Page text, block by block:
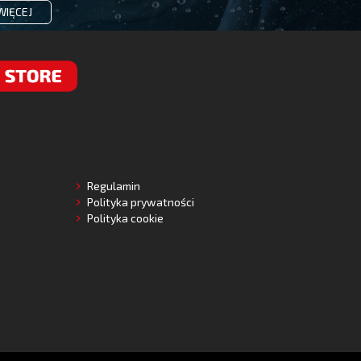
Regulamin
Polityka prywatności
Polityka cookie